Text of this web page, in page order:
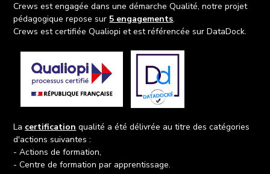
Crews est engagée dans une démarche Qualité, notre projet
pédagogique repose sur 5 engagements.
Crews est certifiée Qualiopi et est référencée sur DataDock.
La certification qualité a été délivrée au titre des catégories
d'actions suivantes :
- Actions de formation,
- Centre de formation par apprentissage.